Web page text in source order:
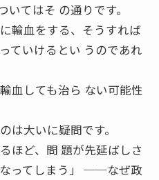
てはそ の通りです。
輸血をする、そうすれば
ていけるとい うのであれ
血しても治ら ない可能性
は大いに疑問です。
ほど、問 題が先延ばしさ
ってしまう」 ──なぜ政